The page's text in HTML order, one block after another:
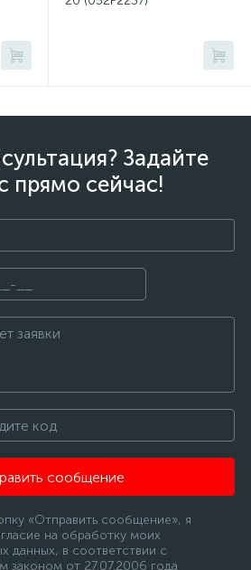
Задайте
прямо сейчас!
сообщение
«Отправить сообщение», я
на обработку моих
данных, в соответствии с
законом от 27.07.2006 года